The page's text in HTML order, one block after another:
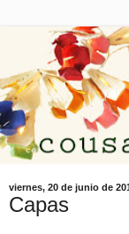
viernes, 20 de junio de
Capas